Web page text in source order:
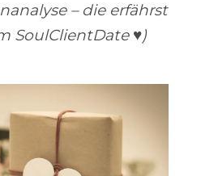
– die erfährst
SoulClientDate ♥)